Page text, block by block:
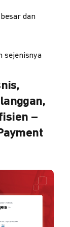
dan
sejenisnya
–